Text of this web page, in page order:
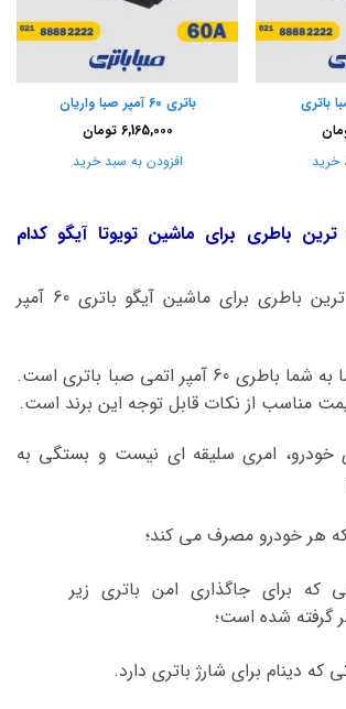
خرید
باتری 60 آمپر صبا واریان
6,165,000 تومان
افزودن به سبد خرید
باطری برای ماشین تویوتا آیگو کدام
بهترین و مناسب ترین باطری برای ماشین آیگو باتری 60 آمپر
باطری پیشنهادی ما به شما باطری 60 آمپر اتمی صبا باتری است.
مناسب از نکات قابل توجه این برند است.
خودرو، امری سلیقه ای نیست و بستگی به
هر خودرو مصرف می کند؛
که برای جاگذاری امن باتری زیر
گرفته شده است؛
که دینام برای شارژ باتری دارد.